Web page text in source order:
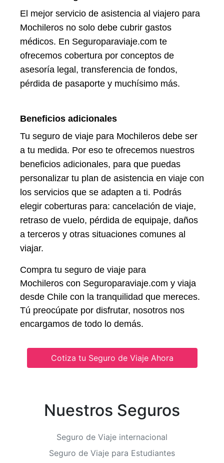
El mejor servicio de asistencia al viajero para
Mochileros no solo debe cubrir gastos
médicos. En Seguroparaviaje.com te
ofrecemos cobertura por conceptos de
asesoría legal, transferencia de fondos,
pérdida de pasaporte y muchísimo más.
Beneficios adicionales
Tu seguro de viaje para Mochileros debe ser
a tu medida. Por eso te ofrecemos nuestros
beneficios adicionales, para que puedas
personalizar tu plan de asistencia en viaje con
los servicios que se adapten a ti. Podrás
elegir coberturas para: cancelación de viaje,
retraso de vuelo, pérdida de equipaje, daños
a terceros y otras situaciones comunes al
viajar.
Compra tu seguro de viaje para
Mochileros con Seguroparaviaje.com y viaja
desde Chile con la tranquilidad que mereces.
Tú preocúpate por disfrutar, nosotros nos
encargamos de todo lo demás.
Cotiza tu Seguro de Viaje Ahora
Nuestros Seguros
Seguro de Viaje internacional
Seguro de Viaje para Estudiantes